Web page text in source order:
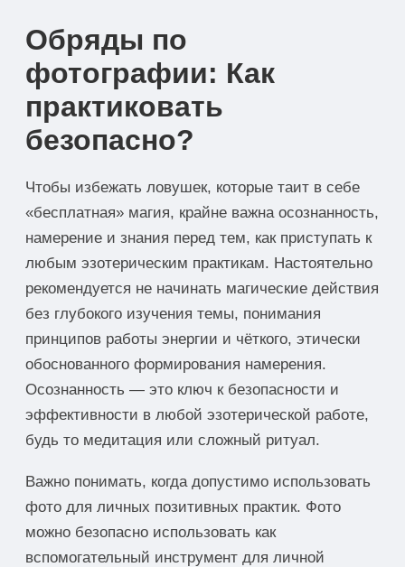
Обряды по
фотографии: Как
практиковать
безопасно?
Чтобы избежать ловушек, которые таит в себе
«бесплатная» магия, крайне важна осознанность,
намерение и знания перед тем, как приступать к
любым эзотерическим практикам. Настоятельно
рекомендуется не начинать магические действия
без глубокого изучения темы, понимания
принципов работы энергии и чёткого, этически
обоснованного формирования намерения.
Осознанность — это ключ к безопасности и
эффективности в любой эзотерической работе,
будь то медитация или сложный ритуал.
Важно понимать, когда допустимо использовать
фото для личных позитивных практик. Фото
можно безопасно использовать как
вспомогательный инструмент для личной